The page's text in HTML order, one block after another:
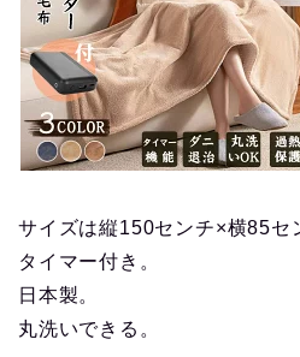
サイズは縦150センチ×横85セ
タイマー付き。
日本製。
丸洗いできる。